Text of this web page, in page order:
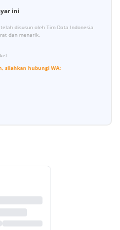
ini
disusun oleh Tim Data Indonesia
dan menarik.
silahkan hubungi WA: